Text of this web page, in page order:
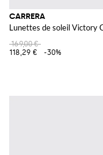
CARRERA
Lunettes de soleil Victory
169,00 €
118,29 €
-30%